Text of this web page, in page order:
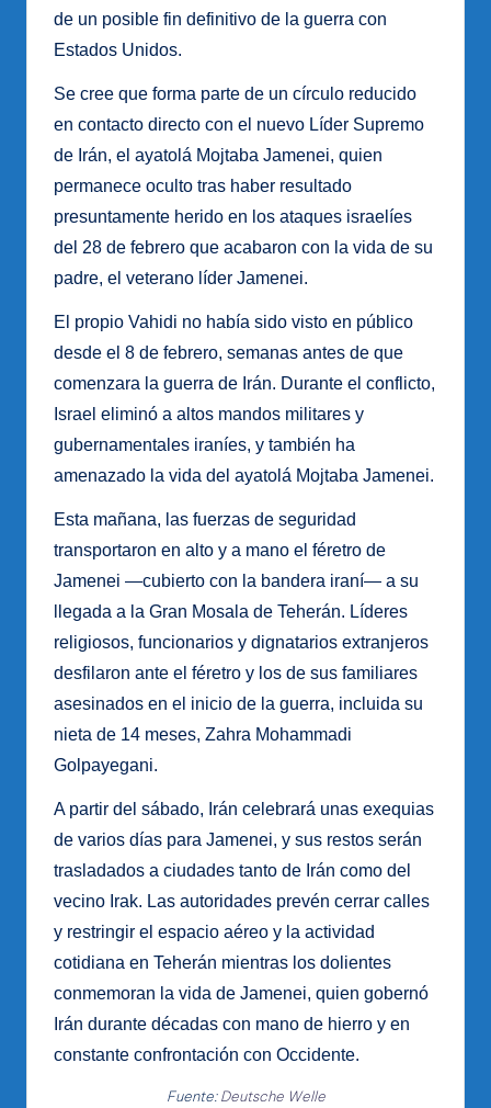
de un posible fin definitivo de la guerra con
Estados Unidos.
Se cree que forma parte de un círculo reducido
en contacto directo con el nuevo Líder Supremo
de Irán, el ayatolá Mojtaba Jamenei, quien
permanece oculto tras haber resultado
presuntamente herido en los ataques israelíes
del 28 de febrero que acabaron con la vida de su
padre, el veterano líder Jamenei.
El propio Vahidi no había sido visto en público
desde el 8 de febrero, semanas antes de que
comenzara la guerra de Irán. Durante el conflicto,
Israel eliminó a altos mandos militares y
gubernamentales iraníes, y también ha
amenazado la vida del ayatolá Mojtaba Jamenei.
Esta mañana, las fuerzas de seguridad
transportaron en alto y a mano el féretro de
Jamenei —cubierto con la bandera iraní— a su
llegada a la Gran Mosala de Teherán. Líderes
religiosos, funcionarios y dignatarios extranjeros
desfilaron ante el féretro y los de sus familiares
asesinados en el inicio de la guerra, incluida su
nieta de 14 meses, Zahra Mohammadi
Golpayegani.
A partir del sábado, Irán celebrará unas exequias
de varios días para Jamenei, y sus restos serán
trasladados a ciudades tanto de Irán como del
vecino Irak. Las autoridades prevén cerrar calles
y restringir el espacio aéreo y la actividad
cotidiana en Teherán mientras los dolientes
conmemoran la vida de Jamenei, quien gobernó
Irán durante décadas con mano de hierro y en
constante confrontación con Occidente.
Fuente:Deutsche Welle